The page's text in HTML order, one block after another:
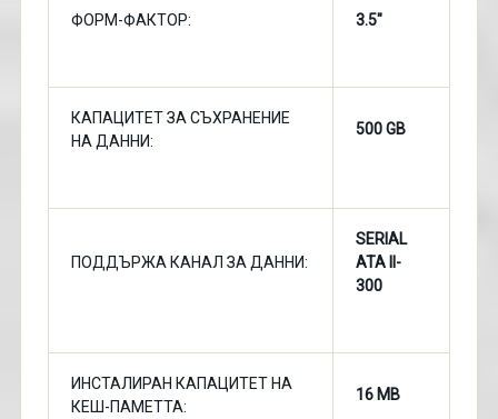
ФОРМ-ФАКТОР: 3.5"
КАПАЦИТЕТ ЗА СЪХРАНЕНИЕ
НА ДАННИ:
500 GB
ПОДДЪРЖА КАНАЛ ЗА ДАННИ:
SERIAL
ATA II-
300
ИНСТАЛИРАН КАПАЦИТЕТ НА
КЕШ-ПАМЕТТА:
16 MB